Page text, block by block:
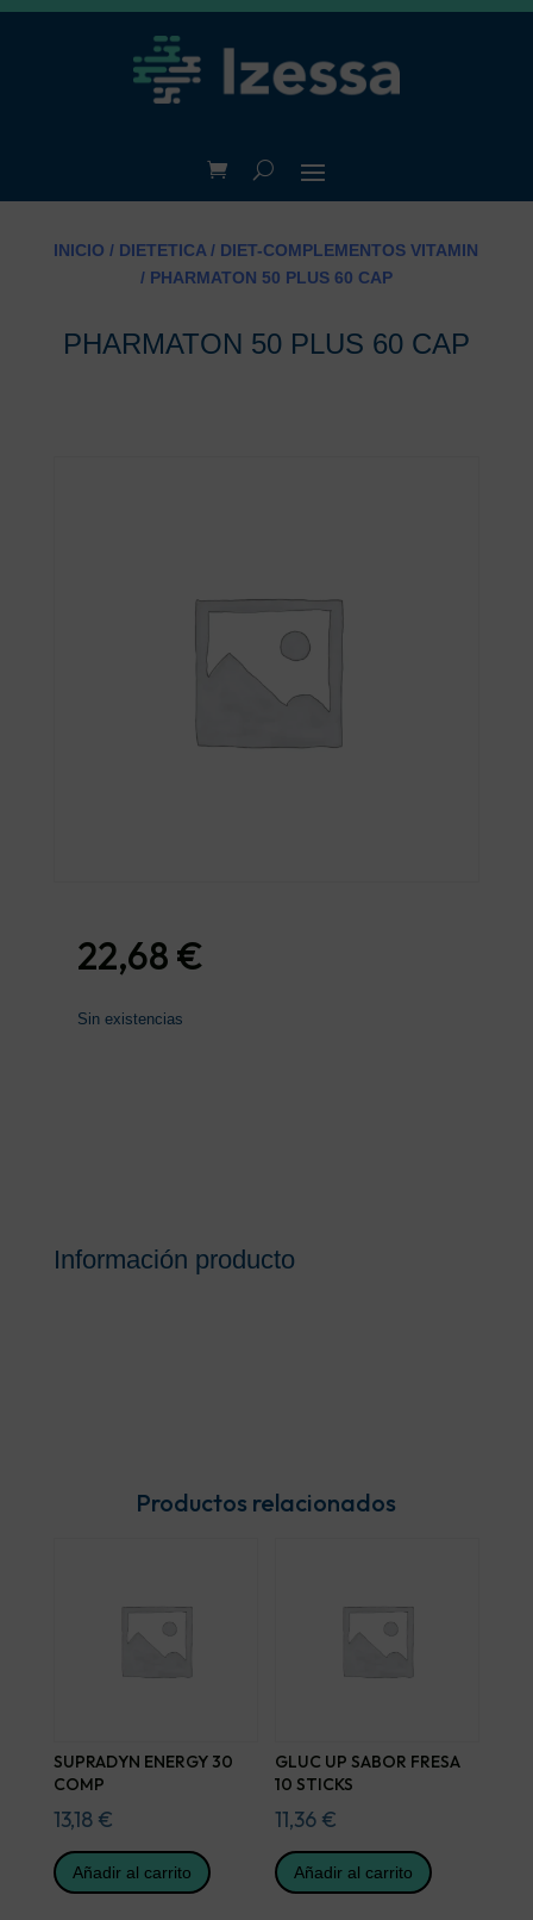
INICIO / DIETETICA / DIET-COMPLEMENTOS VITAMIN
/ PHARMATON 50 PLUS 60 CAP
PHARMATON 50 PLUS 60 CAP
22,68 €
Sin existencias
Información producto
Productos relacionados
SUPRADYN ENERGY 30
COMP
13,18 €
Añadir al carrito
GLUC UP SABOR FRESA
10 STICKS
11,36 €
Añadir al carrito